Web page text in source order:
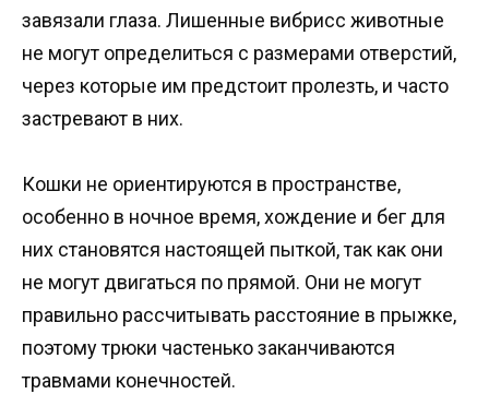
завязали глаза. Лишенные вибрисс животные
не могут определиться с размерами отверстий,
через которые им предстоит пролезть, и часто
застревают в них.
Кошки не ориентируются в пространстве,
особенно в ночное время, хождение и бег для
них становятся настоящей пыткой, так как они
не могут двигаться по прямой. Они не могут
правильно рассчитывать расстояние в прыжке,
поэтому трюки частенько заканчиваются
травмами конечностей.